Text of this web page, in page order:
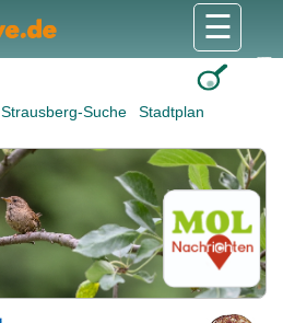
Strausberg-Suche Stadtplan
☰